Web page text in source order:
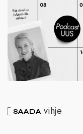
SAADA vihje